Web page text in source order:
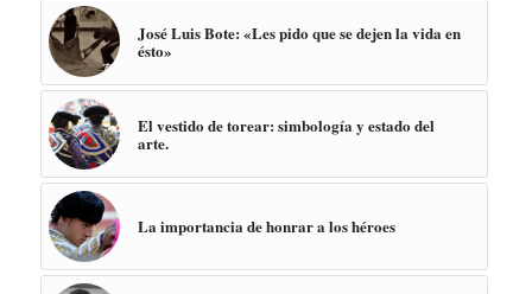
José Luis Bote: «Les pido que se dejen la vida en
ésto»
El vestido de torear: simbología y estado del
arte.
La importancia de honrar a los héroes